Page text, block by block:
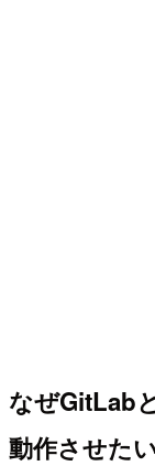
なぜGitLab
動作させた